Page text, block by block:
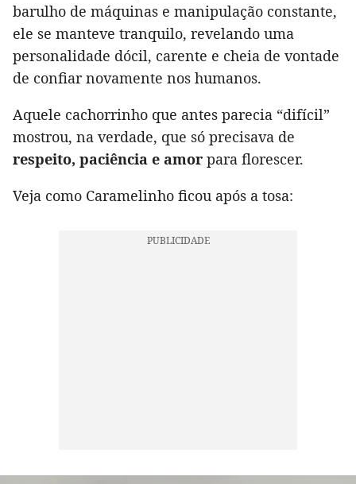
barulho de máquinas e manipulação constante,
ele se manteve tranquilo, revelando uma
personalidade dócil, carente e cheia de vontade
de confiar novamente nos humanos.
Aquele cachorrinho que antes parecia “difícil”
mostrou, na verdade, que só precisava de
respeito, paciência e amor para florescer.
Veja como Caramelinho ficou após a tosa: